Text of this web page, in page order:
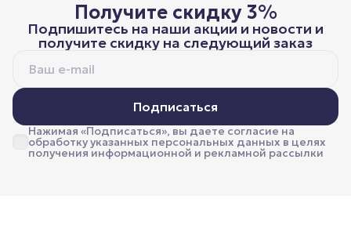
Получите скидку 3%
Подпишитесь на наши акции и новости и
получите скидку на следующий заказ
Подписаться
Нажимая «Подписаться», вы даете согласие на
обработку указанных персональных данных в целях
получения информационной и рекламной рассылки